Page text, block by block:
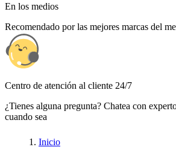
En los medios
Recomendado por las mejores marcas del
Centro de atención al cliente 24/7
¿Tienes alguna pregunta? Chatea con
cuando sea
Inicio